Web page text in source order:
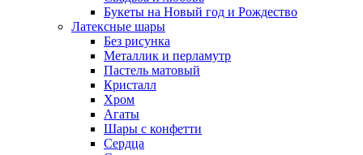
Букеты на Новый год и Рождество
Латексные шары
Без рисунка
Металлик и перламутр
Пастель матовый
Кристалл
Хром
Агаты
Шары с конфетти
Сердца